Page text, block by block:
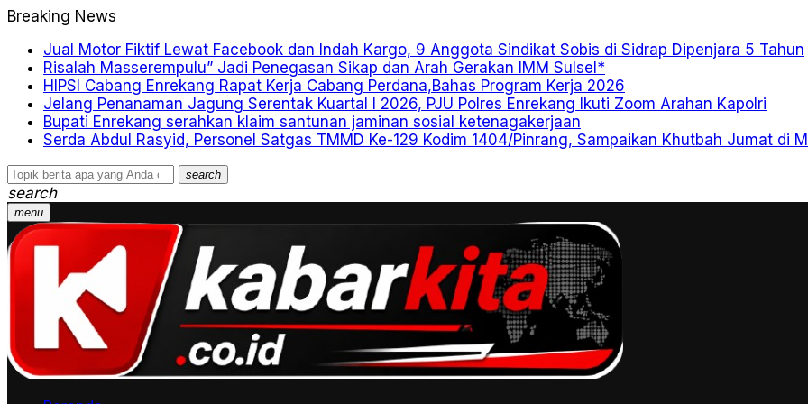
Breaking News
Jual Motor Fiktif Lewat Facebook dan Indah Kargo, 9 Anggota Sindikat Sobis di Sidrap Dipenjara 5 Tahun
Risalah Masserempulu” Jadi Penegasan Sikap dan Arah Gerakan IMM Sulsel*
HIPSI Cabang Enrekang Rapat Kerja Cabang Perdana,Bahas Program Kerja 2026
Jelang Penanaman Jagung Serentak Kuartal I 2026, PJU Polres Enrekang Ikuti Zoom Arahan Kapolri
Bupati Enrekang serahkan klaim santunan jaminan sosial ketenagakerjaan
Serda Abdul Rasyid, Personel Satgas TMMD Ke-129 Kodim 1404/Pinrang, Sampaikan Khutbah Jumat di
search
search
menu